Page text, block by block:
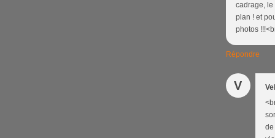
cadrage, le
plan ! et
photos
Répondre
V
de